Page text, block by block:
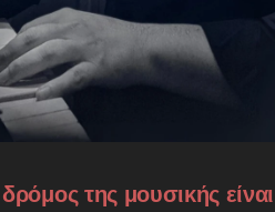
της μουσικής